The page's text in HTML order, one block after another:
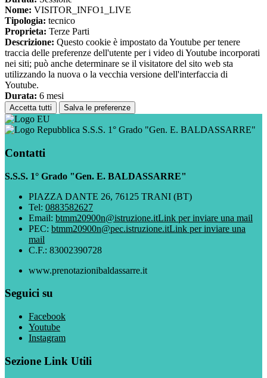
Nome: VISITOR_INFO1_LIVE
Tipologia: tecnico
Proprieta: Terze Parti
Descrizione: Questo cookie è impostato da Youtube per tenere
traccia delle preferenze dell'utente per i video di Youtube incorporati
nei siti; può anche determinare se il visitatore del sito web sta
utilizzando la nuova o la vecchia versione dell'interfaccia di
Youtube.
Durata: 6 mesi
Accetta tutti Salva le preferenze
S.S.S. 1° Grado "Gen. E. BALDASSARRE"
Contatti
S.S.S. 1° Grado "Gen. E. BALDASSARRE"
PIAZZA DANTE 26, 76125 TRANI (BT)
Tel: 0883582627
Email: btmm20900n@istruzione.itLink per inviare una mail
PEC: btmm20900n@pec.istruzione.itLink per inviare una
mail
C.F.: 83002390728
www.prenotazionibaldassarre.it
Seguici su
Facebook
Youtube
Instagram
Sezione Link Utili